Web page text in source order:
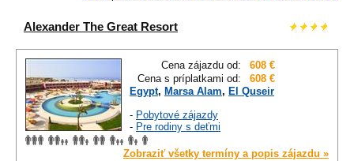
Alexander The Great Resort
Cena zájazdu od:
608 €
Cena s príplatkami od:
608 €
Egypt, Marsa Alam, El Quseir
- Pobytové zájazdy
- Pre rodiny s deťmi
Zobraziť všetky termíny a popis zájazdu »